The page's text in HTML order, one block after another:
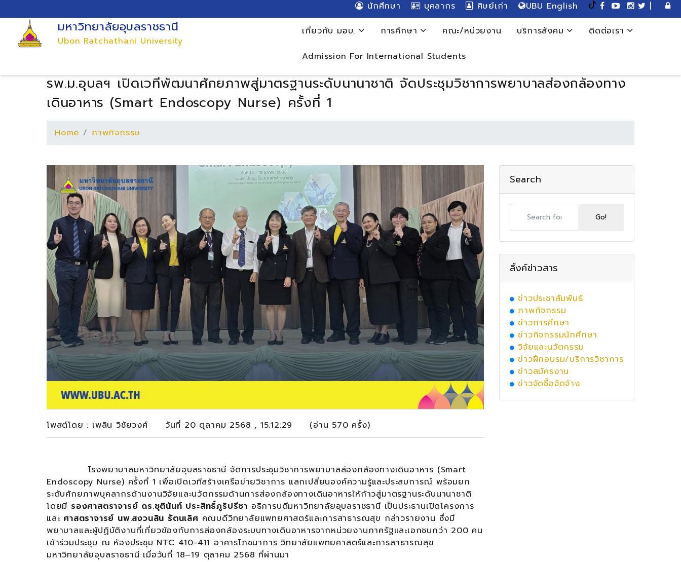
นักศึกษา บุคลากร ศิษย์เก่า UBU English |
มหาวิทยาลัยอุบลราชธานี
Ubon Ratchathani University
เกี่ยวกับ มอบ. การศึกษา คณะ/หน่วยงาน บริการสังคม ติดต่อเรา
Admission For International Students
รพ.ม.อุบลฯ เปิดเวทีพัฒนาศักยภาพสู่มาตรฐานระดับนานาชาติ จัดประชุมวิชาการพยาบาลส่องกล้องทาง
เดินอาหาร (Smart Endoscopy Nurse) ครั้งที่ 1
Home ภาพกิจกรรม
โพสต์โดย : เพลิน วิชัยวงศ์ วันที่ 20 ตุลาคม 2568 , 15:12:29 (อ่าน 570 ครั้ง)
โรงพยาบาลมหาวิทยาลัยอุบลราชธานี จัดการประชุมวิชาการพยาบาลส่องกล้องทางเดินอาหาร (Smart
Endoscopy Nurse) ครั้งที่ 1 เพื่อเปิดเวทีสร้างเครือข่ายวิชาการ แลกเปลี่ยนองค์ความรู้และประสบการณ์ พร้อมยก
ระดับศักยภาพบุคลากรด้านงานวิจัยและนวัตกรรมด้านการส่องกล้องทางเดินอาหารให้ก้าวสู่มาตรฐานระดับนานาชาติ
โดยมี รองศาสตราจารย์ ดร.ชุตินันท์ ประสิทธิ์ภูริปรีชา อธิการบดีมหาวิทยาลัยอุบลราชธานี เป็นประธานเปิดโครงการ
และ ศาสตราจารย์ นพ.สงวนสิน รัตนเลิศ คณบดีวิทยาลัยแพทยศาสตร์และการสาธารณสุข กล่าวรายงาน ซึ่งมี
พยาบาลและผู้ปฏิบัติงานที่เกี่ยวข้องกับการส่องกล้องระบบทางเดินอาหารจากหน่วยงานภาครัฐและเอกชนกว่า 200 คน
เข้าร่วมประชุม ณ ห้องประชุม NTC 410-411 อาคารโภชนาการ วิทยาลัยแพทยศาสตร์และการสาธารณสุข
มหาวิทยาลัยอุบลราชธานี เมื่อวันที่ 18–19 ตุลาคม 2568 ที่ผ่านมา
Search
ลิ้งค์ข่าวสาร
ข่าวประชาสัมพันธ์
ภาพกิจกรรม
ข่าวการศึกษา
ข่าวกิจกรรมนักศึกษา
วิจัยและนวัตกรรม
ข่าวฝึกอบรม/บริการวิชาการ
ข่าวสมัครงาน
ข่าวจัดซื้อจัดจ้าง